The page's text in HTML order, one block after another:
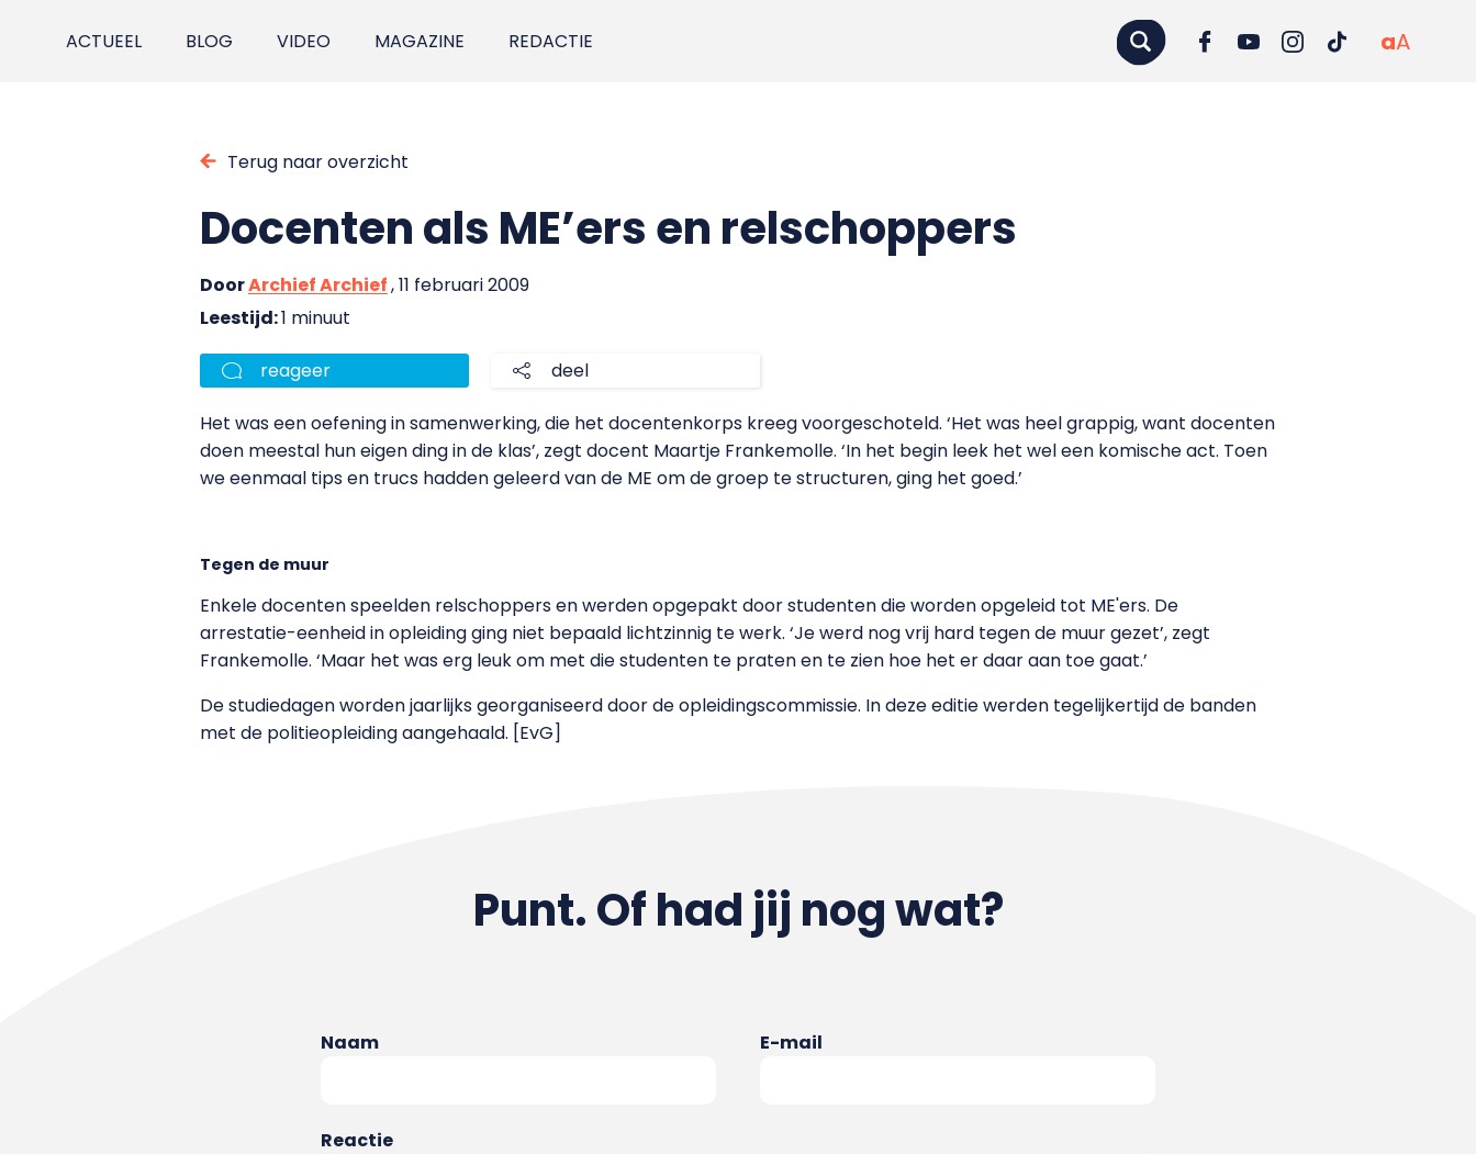
ACTUEEL BLOG VIDEO MAGAZINE REDACTIE aA
Terug naar overzicht
Docenten als ME’ers en relschoppers
DoorArchief Archief, 11 februari 2009
Leestijd:1 minuut
reageer deel
Het was een oefening in samenwerking, die het docentenkorps kreeg voorgeschoteld. ‘Het was heel grappig, want docenten
doen meestal hun eigen ding in de klas’, zegt docent Maartje Frankemolle. ‘In het begin leek het wel een komische act. Toen
we eenmaal tips en trucs hadden geleerd van de ME om de groep te structuren, ging het goed.’
Tegen de muur
Enkele docenten speelden relschoppers en werden opgepakt door studenten die worden opgeleid tot ME'ers. De
arrestatie-eenheid in opleiding ging niet bepaald lichtzinnig te werk. ‘Je werd nog vrij hard tegen de muur gezet’, zegt
Frankemolle. ‘Maar het was erg leuk om met die studenten te praten en te zien hoe het er daar aan toe gaat.’
De studiedagen worden jaarlijks georganiseerd door de opleidingscommissie. In deze editie werden tegelijkertijd de banden
met de politieopleiding aangehaald. [EvG]
Punt. Of had jij nog wat?
Naam E-mail
Reactie